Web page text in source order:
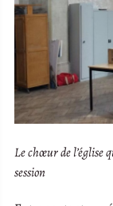
Le chœur de l’église
session